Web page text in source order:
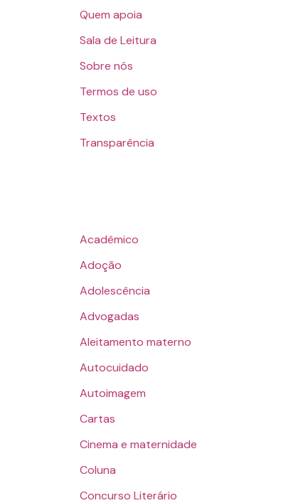
Quem apoia
Sala de Leitura
Sobre nós
Termos de uso
Textos
Transparência
Acadêmico
Adoção
Adolescência
Advogadas
Aleitamento materno
Autocuidado
Autoimagem
Cartas
Cinema e maternidade
Coluna
Concurso Literário